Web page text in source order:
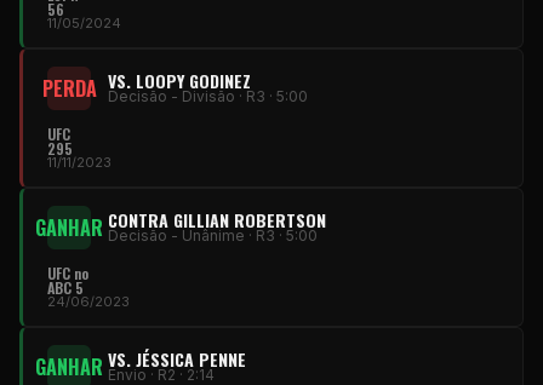
56
11/05/2024
PERDA VS. LOOPY GODINEZ
Decisão - Divisão · R3 · 5:00
UFC
295
11/11/2023
GANHAR CONTRA GILLIAN ROBERTSON
Decisão - Unânime · R3 · 5:00
UFC no
ABC 5
24/06/2023
GANHAR VS. JÉSSICA PENNE
Envio · R2 · 2:14